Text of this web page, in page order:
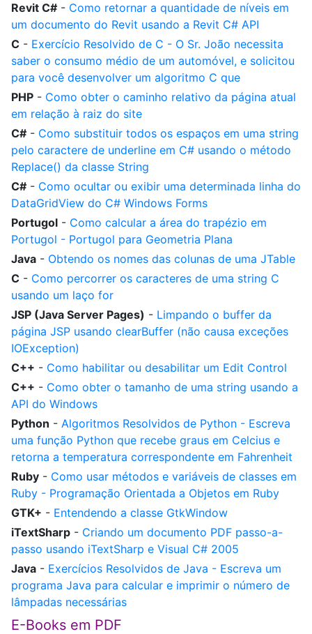
Revit C# - Como retornar a quantidade de níveis em
um documento do Revit usando a Revit C# API
C - Exercício Resolvido de C - O Sr. João necessita
saber o consumo médio de um automóvel, e solicitou
para você desenvolver um algoritmo C que
PHP - Como obter o caminho relativo da página atual
em relação à raiz do site
C# - Como substituir todos os espaços em uma string
pelo caractere de underline em C# usando o método
Replace() da classe String
C# - Como ocultar ou exibir uma determinada linha do
DataGridView do C# Windows Forms
Portugol - Como calcular a área do trapézio em
Portugol - Portugol para Geometria Plana
Java - Obtendo os nomes das colunas de uma JTable
C - Como percorrer os caracteres de uma string C
usando um laço for
JSP (Java Server Pages) - Limpando o buffer da
página JSP usando clearBuffer (não causa exceções
IOException)
C++ - Como habilitar ou desabilitar um Edit Control
C++ - Como obter o tamanho de uma string usando a
API do Windows
Python - Algoritmos Resolvidos de Python - Escreva
uma função Python que recebe graus em Celcius e
retorna a temperatura correspondente em Fahrenheit
Ruby - Como usar métodos e variáveis de classes em
Ruby - Programação Orientada a Objetos em Ruby
GTK+ - Entendendo a classe GtkWindow
iTextSharp - Criando um documento PDF passo-a-
passo usando iTextSharp e Visual C# 2005
Java - Exercícios Resolvidos de Java - Escreva um
programa Java para calcular e imprimir o número de
lâmpadas necessárias
E-Books em PDF